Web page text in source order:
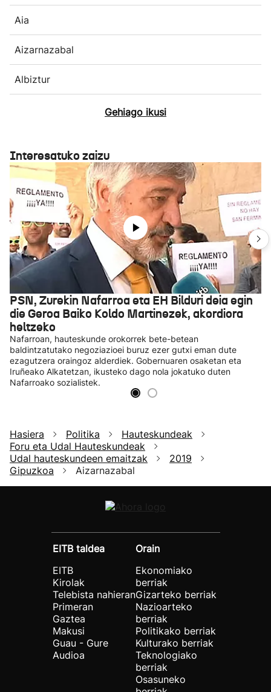
Aia
Aizarnazabal
Albiztur
Gehiago ikusi
Interesatuko zaizu
PSN, Zurekin Nafarroa eta EH Bilduri deia egin
die Geroa Baiko Koldo Martinezek, akordiora
heltzeko
Nafarroan, hauteskunde orokorrek bete-betean
baldintzatutako negoziazioei buruz ezer gutxi eman dute
ezagutzera oraingoz alderdiek. Gobernuaren osaketan eta
Iruñeako Alkatetzan, ikusteko dago nola jokatuko duten
Nafarroako sozialistek.
Hasiera Politika
Hauteskundeak
Foru eta Udal Hauteskundeak
Udal hauteskundeen emaitzak
2019
Gipuzkoa
Aizarnazabal
EITB taldea
EITB
Kirolak
Telebista nahieran
Primeran
Gaztea
Makusi
Guau - Gure
Audioa
Orain
Ekonomiako
berriak
Gizarteko berriak
Nazioarteko
berriak
Politikako berriak
Kulturako berriak
Teknologiako
berriak
Osasuneko